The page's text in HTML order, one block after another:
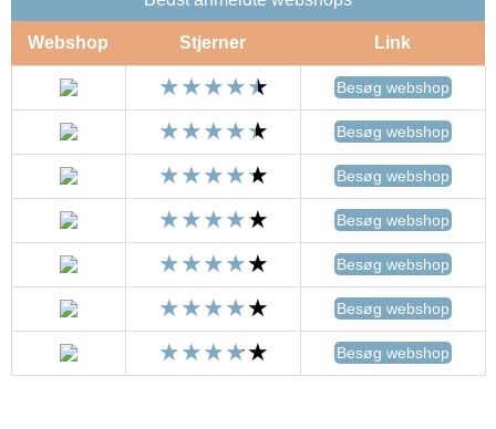
Webshop Stjerner Link
Besøg webshop
Besøg webshop
Besøg webshop
Besøg webshop
Besøg webshop
Besøg webshop
Besøg webshop